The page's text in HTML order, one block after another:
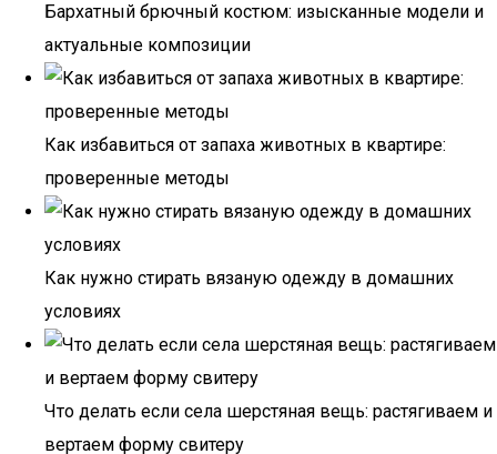
Бархатный брючный костюм: изысканные модели и
актуальные композиции
Как избавиться от запаха животных в квартире:
проверенные методы
Как нужно стирать вязаную одежду в домашних
условиях
Что делать если села шерстяная вещь: растягиваем и
вертаем форму свитеру